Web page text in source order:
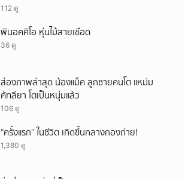
112 ดู
พินอคคิโอ หุ่นไม้สายเชือด
36 ดู
ส่องภาพล่าสุด น้องแม็ค ลูกชายคนโต แหม่ม
คัทลียา โตเป็นหนุ่มแล้ว
106 ดู
“ครั้งแรก” ในชีวิต เกิดขึ้นกลางกองถ่าย!
1,380 ดู